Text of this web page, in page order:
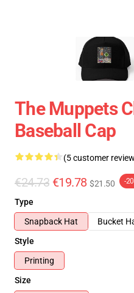
The Muppets
Baseball Cap
(5 customer
€24.73 €19.78 $21.50 -
Type
Snapback Hat
Bucket
Style
Printing
Size